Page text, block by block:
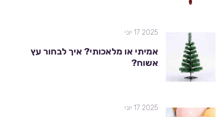
2025 17 יוני
אמיתי או מלאכותי? איך לבחור עץ
אשוח?
2025 17 יוני